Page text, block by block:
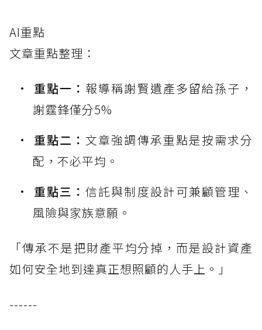
AI重點
文章重點整理：
重點一： 報導稱謝賢遺產多留給孫子，
謝霆鋒僅分5%
重點二： 文章強調傳承重點是按需求分
配，不必平均。
重點三：信託與制度設計可兼顧管理、
風險與家族意願。
「傳承不是把財產平均分掉，而是設計資產
如何安全地到達真正想照顧的人手上。」
------